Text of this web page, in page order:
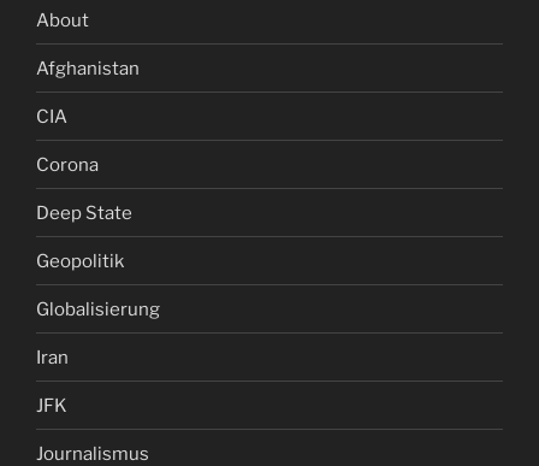
About
Afghanistan
CIA
Corona
Deep State
Geopolitik
Globalisierung
Iran
JFK
Journalismus